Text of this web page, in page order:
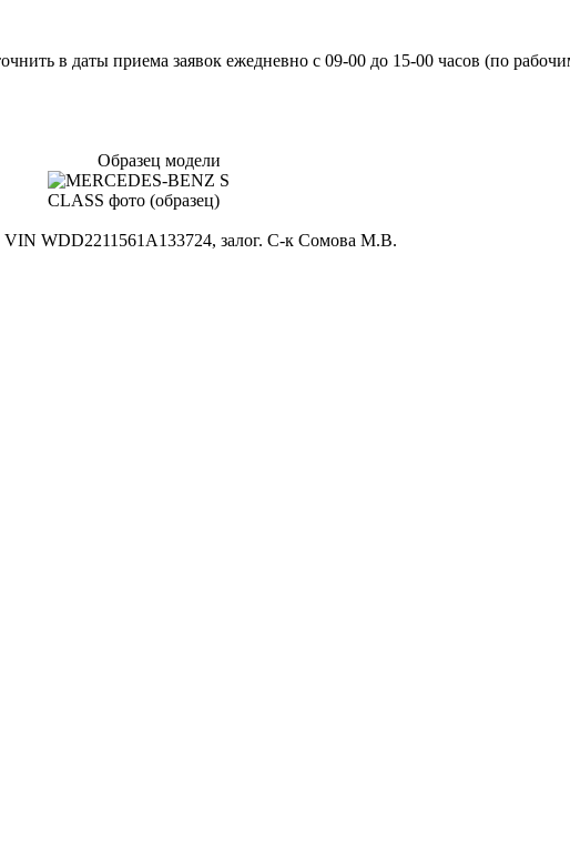
в даты приема заявок ежедневно с 09-00 до 15-00 часов (по
Образец модели
WDD2211561A133724, залог. С-к Сомова М.В.